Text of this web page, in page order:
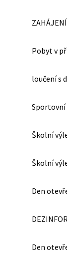
Pobyt v
loučení s
Sportovní
Školní
Školní
Den
Den